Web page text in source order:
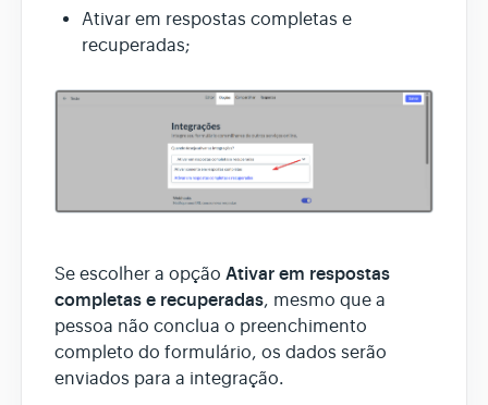
Ativar em respostas completas e
recuperadas;
Se escolher a opção Ativar em respostas
completas e recuperadas, mesmo que a
pessoa não conclua o preenchimento
completo do formulário, os dados serão
enviados para a integração.